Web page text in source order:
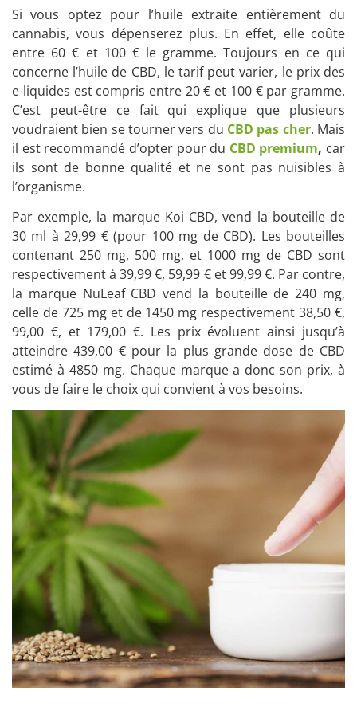
Si vous optez pour l’huile extraite entièrement du
cannabis, vous dépenserez plus. En effet, elle coûte
entre 60 € et 100 € le gramme. Toujours en ce qui
concerne l’huile de CBD, le tarif peut varier, le prix des
e-liquides est compris entre 20 € et 100 € par gramme.
C’est peut-être ce fait qui explique que plusieurs
voudraient bien se tourner vers du CBD pas cher. Mais
il est recommandé d’opter pour du CBD premium, car
ils sont de bonne qualité et ne sont pas nuisibles à
l’organisme.
Par exemple, la marque Koi CBD, vend la bouteille de
30 ml à 29,99 € (pour 100 mg de CBD). Les bouteilles
contenant 250 mg, 500 mg, et 1000 mg de CBD sont
respectivement à 39,99 €, 59,99 € et 99,99 €. Par contre,
la marque NuLeaf CBD vend la bouteille de 240 mg,
celle de 725 mg et de 1450 mg respectivement 38,50 €,
99,00 €, et 179,00 €. Les prix évoluent ainsi jusqu’à
atteindre 439,00 € pour la plus grande dose de CBD
estimé à 4850 mg. Chaque marque a donc son prix, à
vous de faire le choix qui convient à vos besoins.